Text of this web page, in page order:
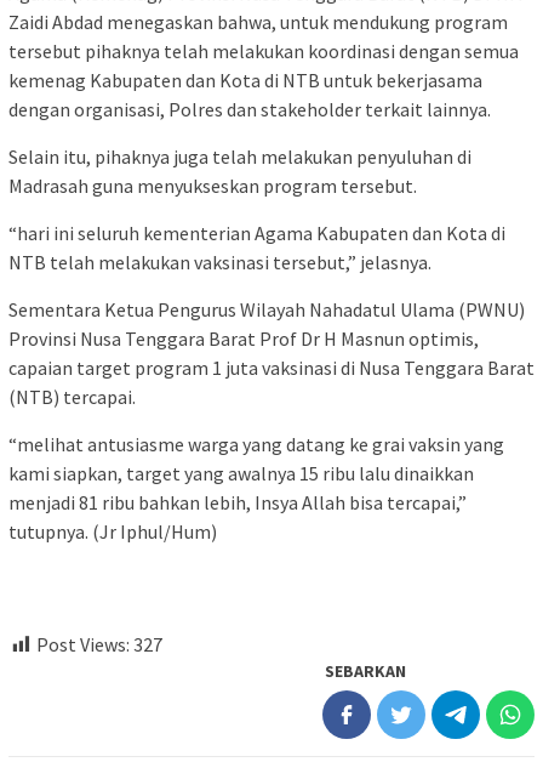
Zaidi Abdad menegaskan bahwa, untuk mendukung program
tersebut pihaknya telah melakukan koordinasi dengan semua
kemenag Kabupaten dan Kota di NTB untuk bekerjasama
dengan organisasi, Polres dan stakeholder terkait lainnya.
Selain itu, pihaknya juga telah melakukan penyuluhan di
Madrasah guna menyukseskan program tersebut.
“hari ini seluruh kementerian Agama Kabupaten dan Kota di
NTB telah melakukan vaksinasi tersebut,” jelasnya.
Sementara Ketua Pengurus Wilayah Nahadatul Ulama (PWNU)
Provinsi Nusa Tenggara Barat Prof Dr H Masnun optimis,
capaian target program 1 juta vaksinasi di Nusa Tenggara Barat
(NTB) tercapai.
“melihat antusiasme warga yang datang ke grai vaksin yang
kami siapkan, target yang awalnya 15 ribu lalu dinaikkan
menjadi 81 ribu bahkan lebih, Insya Allah bisa tercapai,”
tutupnya. (Jr Iphul/Hum)
Post Views: 327
SEBARKAN